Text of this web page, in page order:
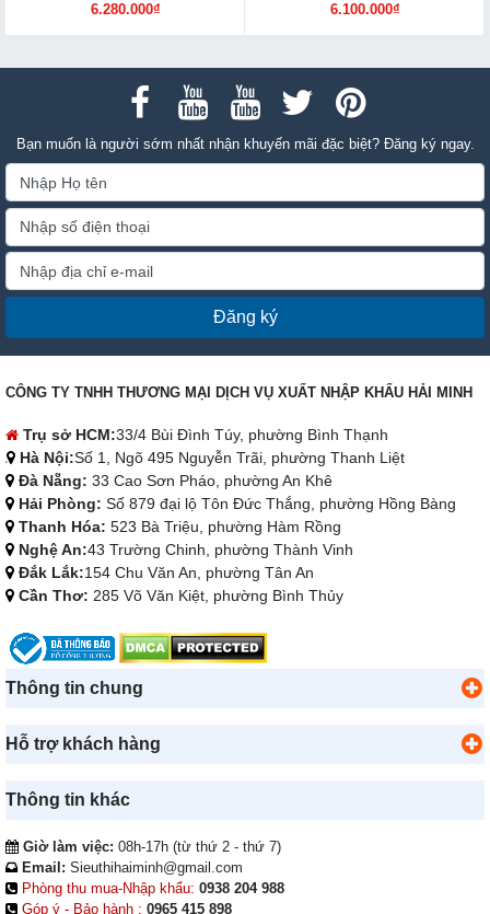
6.280.000₫
6.100.000₫
Bạn muốn là người sớm nhất nhận khuyến mãi đặc biệt? Đăng ký ngay.
Đăng ký
CÔNG TY TNHH THƯƠNG MẠI DỊCH VỤ XUẤT NHẬP KHẨU HẢI MINH
Trụ sở HCM:33/4 Bùi Đình Túy, phường Bình Thạnh
Hà Nội:Số 1, Ngõ 495 Nguyễn Trãi, phường Thanh Liệt
Đà Nẵng: 33 Cao Sơn Pháo, phường An Khê
Hải Phòng: Số 879 đại lộ Tôn Đức Thắng, phường Hồng Bàng
Thanh Hóa: 523 Bà Triệu, phường Hàm Rồng
Nghệ An:43 Trường Chinh, phường Thành Vinh
Đắk Lắk:154 Chu Văn An, phường Tân An
Cần Thơ: 285 Võ Văn Kiệt, phường Bình Thủy
Thông tin chung
Hỗ trợ khách hàng
Thông tin khác
Giờ làm việc: 08h-17h (từ thứ 2 - thứ 7)
Email: Sieuthihaiminh@gmail.com
Phòng thu mua-Nhập khẩu: 0938 204 988
Góp ý - Bảo hành : 0965 415 898